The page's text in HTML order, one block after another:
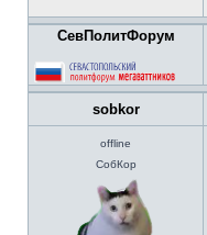
СевПолитФорум
sobkor
offline
СобКор